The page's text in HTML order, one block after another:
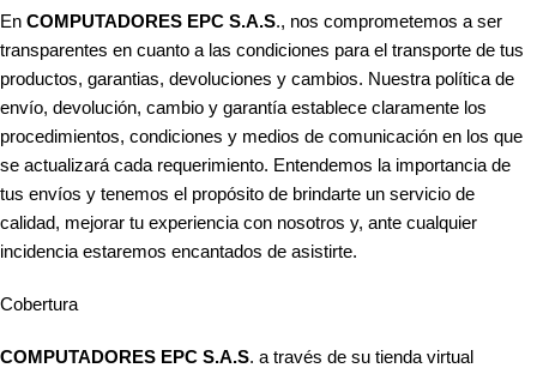
En COMPUTADORES EPC S.A.S., nos comprometemos a ser
transparentes en cuanto a las condiciones para el transporte de tus
productos, garantias, devoluciones y cambios. Nuestra política de
envío, devolución, cambio y garantía establece claramente los
procedimientos, condiciones y medios de comunicación en los que
se actualizará cada requerimiento. Entendemos la importancia de
tus envíos y tenemos el propósito de brindarte un servicio de
calidad, mejorar tu experiencia con nosotros y, ante cualquier
incidencia estaremos encantados de asistirte.
Cobertura
COMPUTADORES EPC S.A.S. a través de su tienda virtual